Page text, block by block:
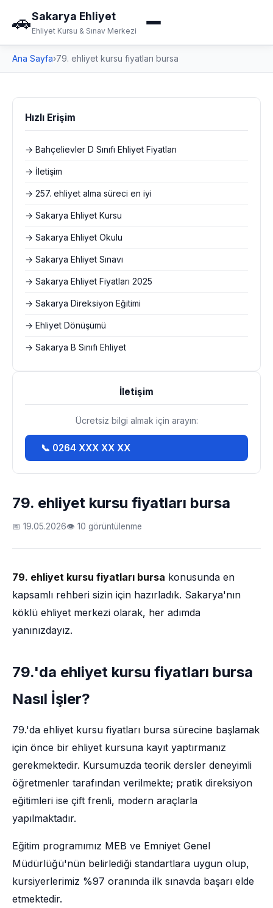
🚗Sakarya Ehliyet
Ehliyet Kursu & Sınav Merkezi
Ana Sayfa›79. ehliyet kursu fiyatları bursa
79. ehliyet kursu fiyatları bursa
📅 19.05.2026👁 10 görüntülenme
79. ehliyet kursu fiyatları bursa konusunda en
kapsamlı rehberi sizin için hazırladık. Sakarya'nın
köklü ehliyet merkezi olarak, her adımda
yanınızdayız.
79.'da ehliyet kursu fiyatları bursa
Nasıl İşler?
79.'da ehliyet kursu fiyatları bursa sürecine başlamak
için önce bir ehliyet kursuna kayıt yaptırmanız
gerekmektedir. Kursumuzda teorik dersler deneyimli
öğretmenler tarafından verilmekte; pratik direksiyon
eğitimleri ise çift frenli, modern araçlarla
yapılmaktadır.
Eğitim programımız MEB ve Emniyet Genel
Müdürlüğü'nün belirlediği standartlara uygun olup,
kursiyerlerimiz %97 oranında ilk sınavda başarı elde
etmektedir.
Hızlı Erişim
→ Bahçelievler D Sınıfı Ehliyet Fiyatları
→ İletişim
→ 257. ehliyet alma süreci en iyi
→ Sakarya Ehliyet Kursu
→ Sakarya Ehliyet Okulu
→ Sakarya Ehliyet Sınavı
→ Sakarya Ehliyet Fiyatları 2025
→ Sakarya Direksiyon Eğitimi
→ Ehliyet Dönüşümü
→ Sakarya B Sınıfı Ehliyet
İletişim
Ücretsiz bilgi almak için arayın:
📞 0264 XXX XX XX